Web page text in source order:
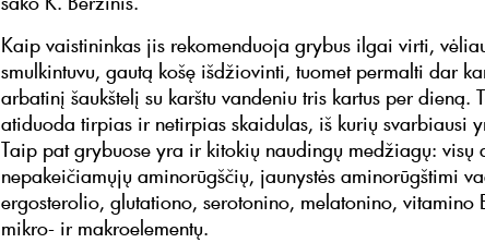
Kaip vaistininkas jis rekomenduoja grybus ilgai virti,
smulkintuvu, gautą košę išdžiovinti, tuomet permalti dar
arbatinį šaukštelį su karštu vandeniu tris kartus per dieną.
atiduoda tirpias ir netirpias skaidulas, iš kurių svarbiausi
Taip pat grybuose yra ir kitokių naudingų medžiagų: visų
nepakeičiamųjų aminorūgščių, jaunystės aminorūgštimi
ergosterolio, glutationo, serotonino, melatonino, vitamino
mikro- ir makroelementų.